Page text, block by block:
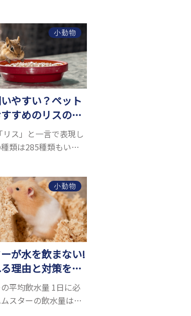
しい検査を気軽にす
ないためです。 腹水
さま...
小動物
やすい？ペット
すめのリスの種
リス」と一言で表現し
類は285種類もいる
ンガやムササビもリ
。森の木の上にいる
いも...
小動物
が水を飲まない!
理由と対策を解
平均飲水量 1日に必
スターの飲水量は、